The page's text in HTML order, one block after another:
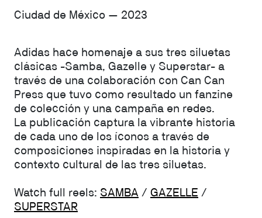
Ciudad de México — 2023
Adidas hace homenaje a sus tres siluetas
clásicas -Samba, Gazelle y Superstar- a
través de una colaboración con Can Can
Press que tuvo como resultado un fanzine
de colección y una campaña en redes.
La publicación captura la vibrante historia
de cada uno de los íconos a través de
composiciones inspiradas en la historia y
contexto cultural de las tres siluetas.
Watch full reels: SAMBA / GAZELLE /
SUPERSTAR